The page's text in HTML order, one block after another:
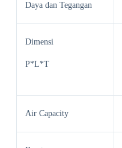
Daya dan Tegangan
Dimensi
P*L*T
Air Capacity